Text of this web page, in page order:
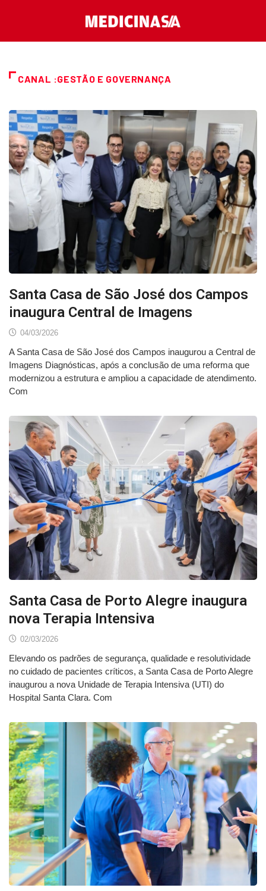
CANAL :GESTÃO E GOVERNANÇA
Santa Casa de São José dos Campos
inaugura Central de Imagens
04/03/2026
A Santa Casa de São José dos Campos inaugurou a Central de
Imagens Diagnósticas, após a conclusão de uma reforma que
modernizou a estrutura e ampliou a capacidade de atendimento.
Com
Santa Casa de Porto Alegre inaugura
nova Terapia Intensiva
02/03/2026
Elevando os padrões de segurança, qualidade e resolutividade
no cuidado de pacientes críticos, a Santa Casa de Porto Alegre
inaugurou a nova Unidade de Terapia Intensiva (UTI) do
Hospital Santa Clara. Com